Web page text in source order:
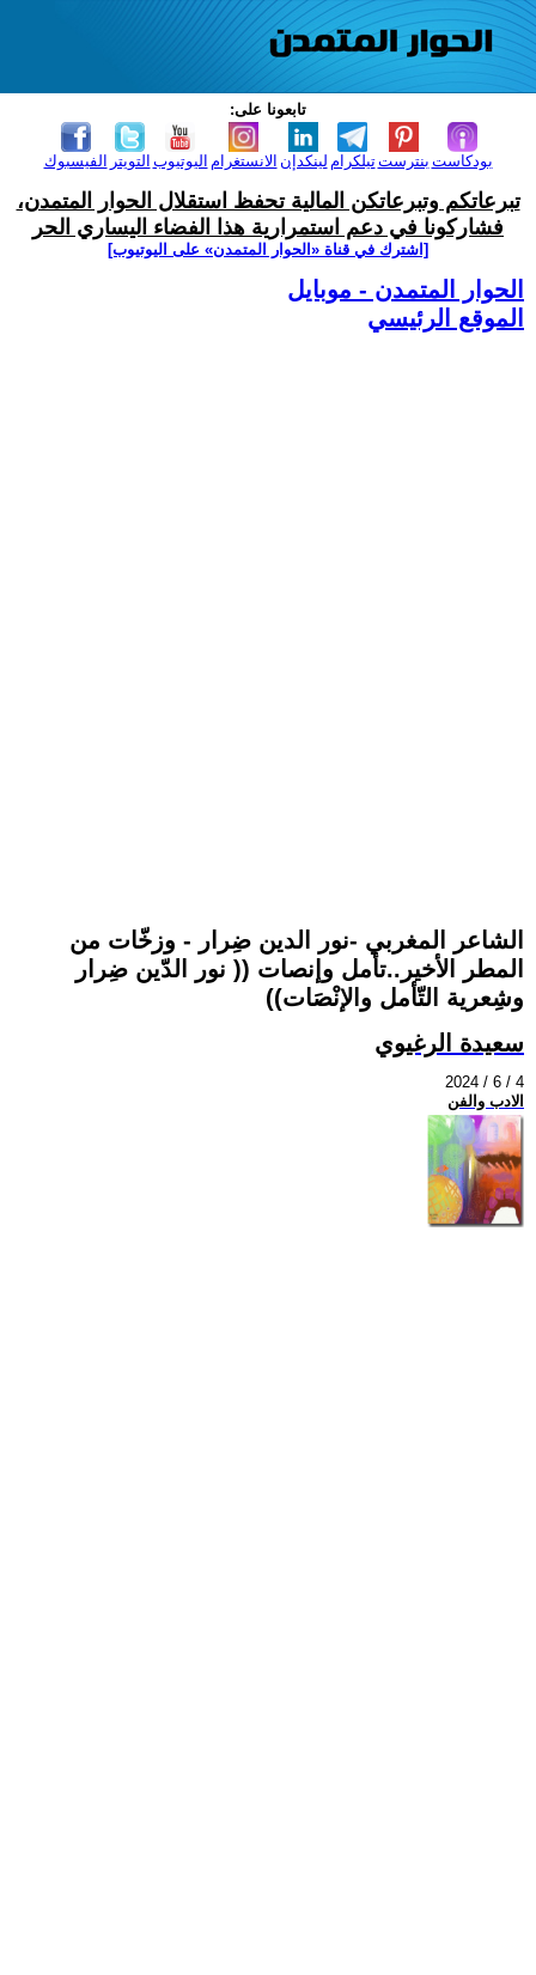
تابعونا على:
الفيسبوك التويتر اليوتيوب الانستغرام لينكدإن تيلكرامبنترست بودكاست
تبرعاتكم وتبرعاتكن المالية تحفظ استقلال الحوار المتمدن،
فشاركونا في دعم استمرارية هذا الفضاء اليساري الحر
[اشترك في قناة ‫«الحوار المتمدن» على اليوتيوب]
الحوار المتمدن - موبايل
الموقع الرئيسي
الشاعر المغربي -نور الدين ضِرار - وزخّات من
المطر الأخير..تأمل وإنصات (( نور الدّين ضِرار
وشِعرية التّأمل والإنْصَات))
سعيدة الرغيوي
2024 / 6 / 4
الادب والفن